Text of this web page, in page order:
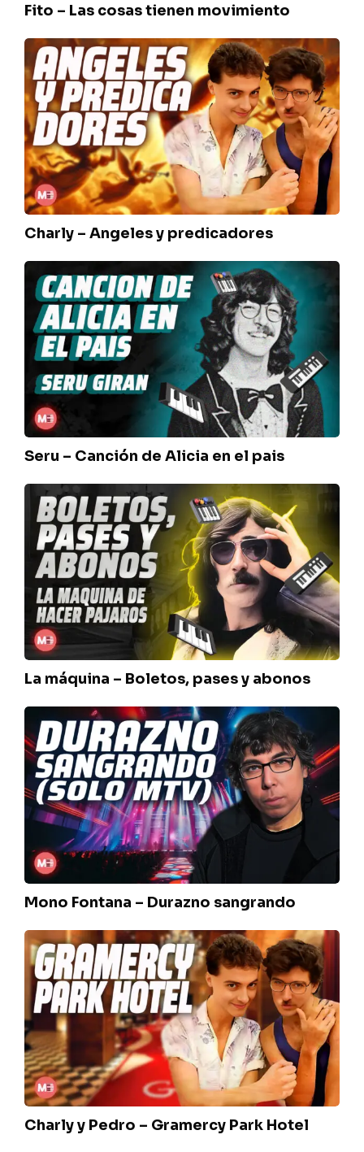
Fito – Las cosas tienen movimiento
Charly
–
Angeles
y
predicadores
Charly – Angeles y predicadores
Seru
Canción
de
Alicia
pais
Seru – Canción de Alicia en el pais
La
máquina
Boletos,
pases
abonos
La máquina – Boletos, pases y abonos
Mono
Fontana
–
Durazno
sangrando
Mono Fontana – Durazno sangrando
Charly
Pedro
Gramercy
Park
Hotel
Charly y Pedro – Gramercy Park Hotel